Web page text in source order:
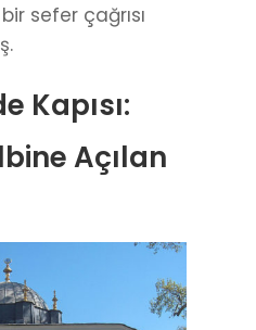
sefer çağrısı
Kapısı:
Açılan